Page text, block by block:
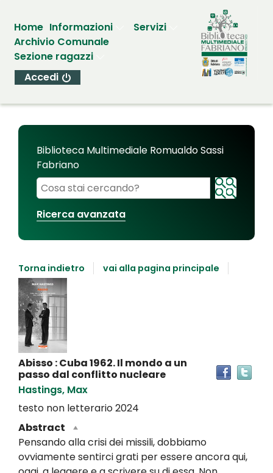
Home Informazioni
Servizi
Archivio Comunale
Sezione ragazzi
Accedi
Biblioteca Multimediale Romualdo Sassi
Fabriano
Cerca su "Biblioteca Multimediale Romualdo
Ricerca avanzata
Torna indietro vai alla pagina principale
Dettaglio
del
documento
Abisso : Cuba 1962. Il mondo a un
passo dal conflitto nucleare
Hastings, Max
testo non letterario2024
Abstract
Pensando alla crisi dei missili, dobbiamo
ovviamente sentirci grati per essere ancora qui,